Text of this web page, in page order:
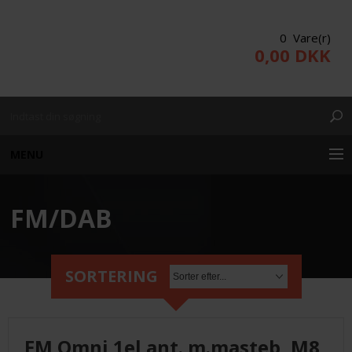
0 Vare(r)
0,00 DKK
KUNDE LOGIN
PRODUKTER/WEBSHOP
FM/DAB
SORTERING